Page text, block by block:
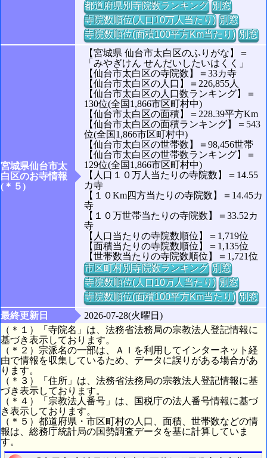
都道府県別寺院数ランキング 別窓
寺院数順位(人口10万人当たり) 別窓
寺院数順位(面積100平方Km当たり) 別窓
宮城県仙台市太
白区のお寺情報
(＊５)
【宮城県 仙台市太白区のふりがな】＝
「みやぎけん せんだいしたいはくく」
【仙台市太白区の寺院数】＝33カ寺
【仙台市太白区の人口】＝226,855人
【仙台市太白区の人口数ランキング】＝
130位(全国1,866市区町村中)
【仙台市太白区の面積】＝228.39平方Km
【仙台市太白区の面積ランキング】＝543
位(全国1,866市区町村中)
【仙台市太白区の世帯数】＝98,456世帯
【仙台市太白区の世帯数ランキング】＝
129位(全国1,866市区町村中)
【人口１０万人当たりの寺院数】＝14.55
カ寺
【１０Km四方当たりの寺院数】＝14.45カ
寺
【１０万世帯当たりの寺院数】＝33.52カ
寺
【人口当たりの寺院数順位】＝1,719位
【面積当たりの寺院数順位】＝1,135位
【世帯数当たりの寺院数順位】＝1,721位
市区町村別寺院数ランキング 別窓
寺院数順位(人口10万人当たり) 別窓
寺院数順位(面積100平方Km当たり) 別窓
最終更新日
2026-07-28(火曜日)
（＊１）「寺院名」は、法務省法務局の宗教法人登記情報に
基づき表示しております。
（＊２）宗派名の一部は、ＡＩを利用してインターネット経
由で情報を収集しているため、データに誤りがある場合があ
ります。
（＊３）「住所」は、法務省法務局の宗教法人登記情報に基
づき表示しております。
（＊４）「宗教法人番号」は、国税庁の法人番号情報に基づ
き表示しております。
（＊５）都道府県・市区町村の人口、面積、世帯数などの情
報は、総務庁統計局の国勢調査データを基に計算していま
す。